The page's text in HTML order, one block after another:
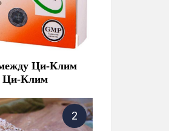
Ци-Клим
Ци-Клим